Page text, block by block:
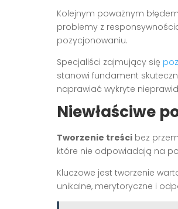
Kolejnym poważnym
problemy z
pozycjonowaniu.
Specjaliści zajmujący się
stanowi fundament
naprawiać wykryte
Niewłaściwe
Tworzenie treści bez
które nie odpowiadają na
Kluczowe jest tworzenie
unikalne, merytoryczne i